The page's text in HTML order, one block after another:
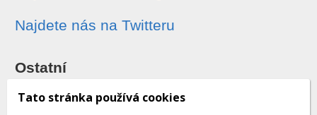
Najdete nás na Twitteru
Ostatní
Sledování zásilek
Tato stránka používá cookies